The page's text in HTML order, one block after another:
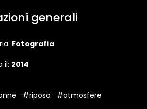
generali
Fotografia
il: 2014
#riposo
#atmosfere